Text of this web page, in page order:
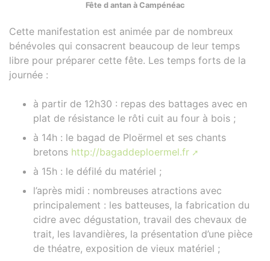
Fête d antan à Campénéac
Cette manifestation est animée par de nombreux
bénévoles qui consacrent beaucoup de leur temps
libre pour préparer cette fête. Les temps forts de la
journée :
à partir de 12h30 : repas des battages avec en
plat de résistance le rôti cuit au four à bois ;
à 14h : le bagad de Ploërmel et ses chants
bretons http://bagaddeploermel.fr
à 15h : le défilé du matériel ;
l’après midi : nombreuses atractions avec
principalement : les batteuses, la fabrication du
cidre avec dégustation, travail des chevaux de
trait, les lavandières, la présentation d’une pièce
de théatre, exposition de vieux matériel ;